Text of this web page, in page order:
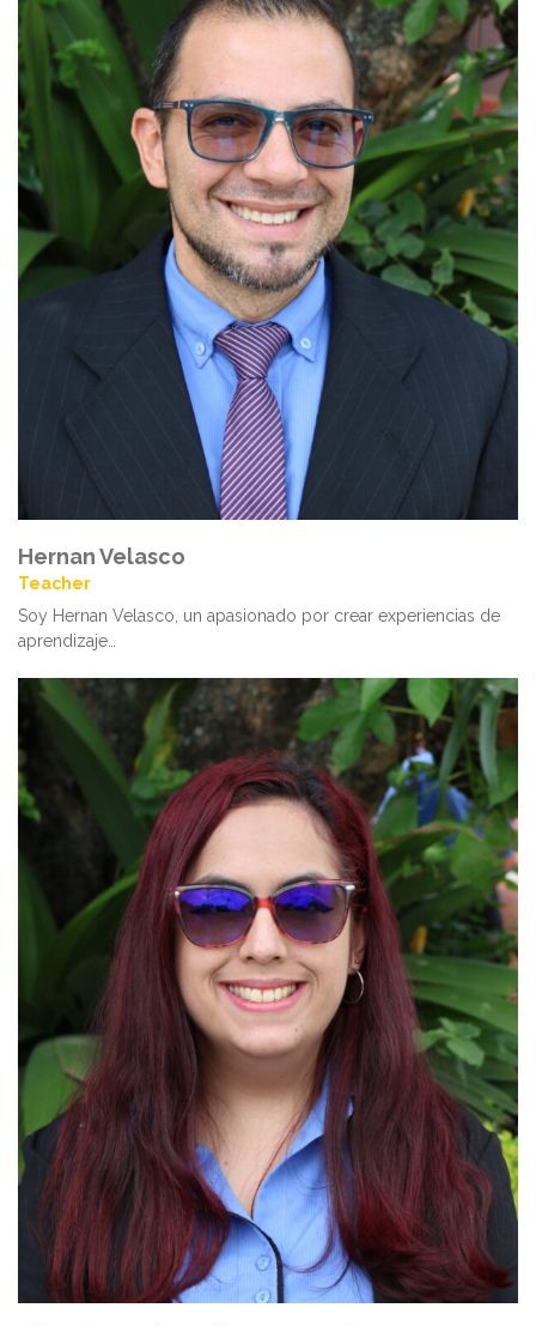
Hernan Velasco
Teacher
Soy Hernan Velasco, un apasionado por crear experiencias de
aprendizaje…